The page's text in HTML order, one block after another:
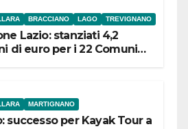
BRACCIANO LAGO TREVIGNANO
Lazio: stanziati 4,2
di euro per i 22 Comuni
MARTIGNANO
successo per Kayak Tour a